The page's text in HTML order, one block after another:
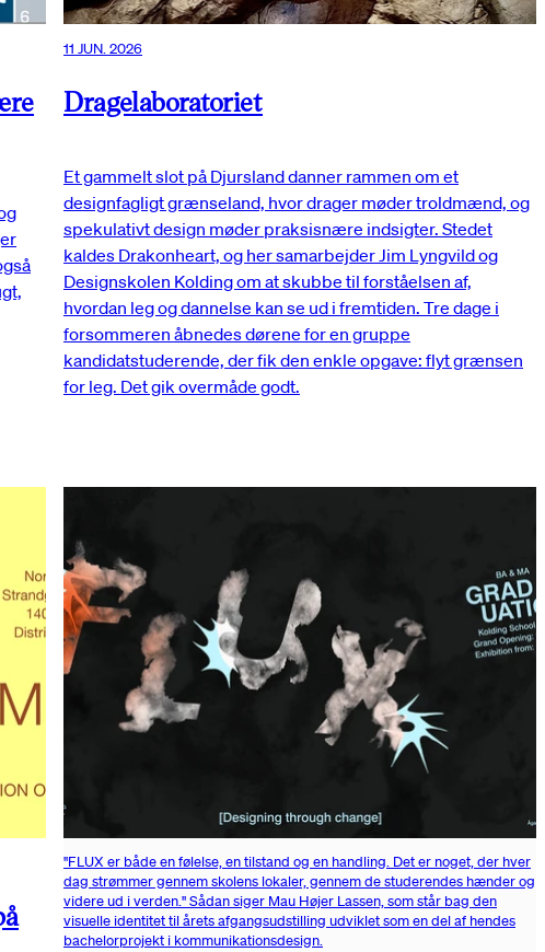
11 JUN. 2026
Dragelaboratoriet
Et gammelt slot på Djursland danner rammen om et
designfagligt grænseland, hvor drager møder troldmænd, og
spekulativt design møder praksisnære indsigter. Stedet
kaldes Drakonheart, og her samarbejder Jim Lyngvild og
Designskolen Kolding om at skubbe til forståelsen af,
hvordan leg og dannelse kan se ud i fremtiden. Tre dage i
forsommeren åbnedes dørene for en gruppe
kandidatstuderende, der fik den enkle opgave: flyt grænsen
for leg. Det gik overmåde godt.
"FLUX er både en følelse, en tilstand og en handling. Det er noget, der hver
dag strømmer gennem skolens lokaler, gennem de studerendes hænder og
videre ud i verden." Sådan siger Mau Højer Lassen, som står bag den
visuelle identitet til årets afgangsudstilling udviklet som en del af hendes
bachelorprojekt i kommunikationsdesign.